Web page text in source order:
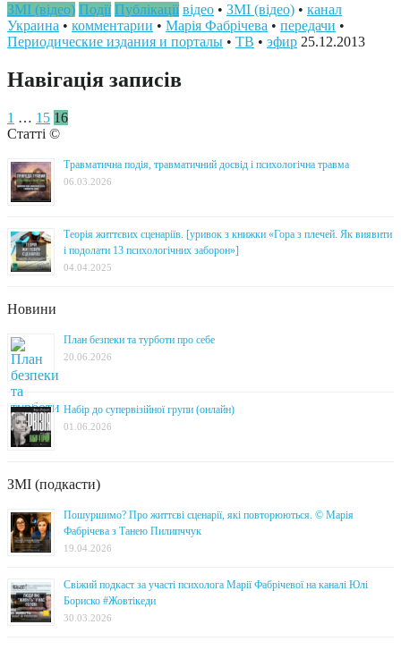
ЗМІ (відео) Події Публікації відео • ЗМІ (відео) • канал
Украина • комментарии • Марія Фабрічева • передачи •
Периодические издания и порталы • ТВ • эфир 25.12.2013
Навігація записів
1 … 15 16
Статті ©
Травматична подія, травматичний досвід і психологічна травма
06.03.2026
Теорія життєвих сценаріїв. [уривок з книжки «Гора з плечей. Як виявити
і подолати 13 психологічних заборон»]
04.04.2025
Новини
План безпеки та турботи про себе
20.06.2026
Набір до супервізійної групи (онлайн)
01.06.2026
ЗМІ (подкасти)
Пошуршимо? Про життєві сценарії, які повторюються. © Марія
Фабрічева з Танею Пилипччук
19.04.2026
Свіжий подкаст за участі психолога Марії Фабрічевої на каналі Юлі
Бориско #Жовтікеди
30.03.2026